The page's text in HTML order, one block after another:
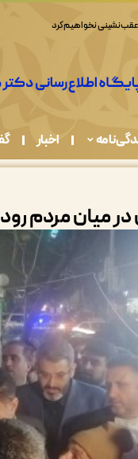
نامه اخبار
در میان مردم